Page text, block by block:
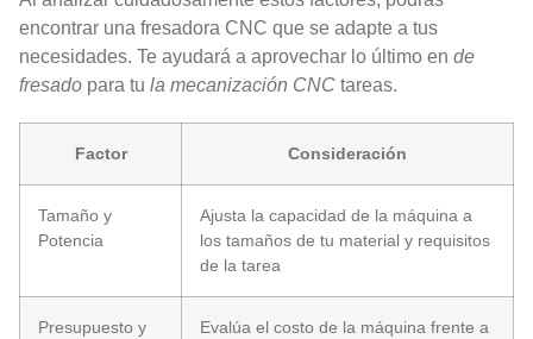
encontrar una fresadora CNC que se adapte a tus
necesidades. Te ayudará a aprovechar lo último en de
fresado para tu la mecanización CNC tareas.
Factor Consideración
Tamaño y
Potencia
Ajusta la capacidad de la máquina a
los tamaños de tu material y requisitos
de la tarea
Presupuesto y
Evalúa el costo de la máquina frente a